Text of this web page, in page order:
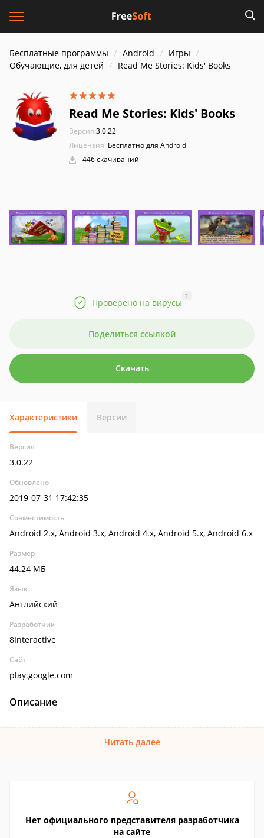
Бесплатные программы Android
Игры
Обучающие, для детей
Read Me Stories: Kids' Books
Read Me Stories: Kids' Books
Версия:3.0.22
Лицензия: Бесплатно для Android
446 скачиваний
Проверено на вирусы
?
Поделиться ссылкой
Скачать
Характеристики Версии
Версия
3.0.22
Обновлено
2019-07-31 17:42:35
Совместимость
Android 2.x, Android 3.x, Android 4.x, Android 5.x, Android 6.x
Размер
44.24 МБ
Язык
Английский
Разработчик
8Interactive
Сайт
play.google.com
Описание
Читать далее
Нет официального представителя разработчика
на сайте